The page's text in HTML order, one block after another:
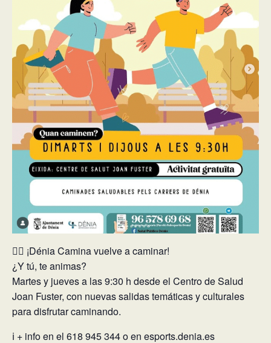
🚶‍♀️ ¡Dénia Camina vuelve a caminar!
¿Y tú, te animas?
Martes y jueves a las 9:30 h desde el Centro de Salud
Joan Fuster, con nuevas salidas temáticas y culturales
para disfrutar caminando.
ℹ️ + info en el 618 945 344 o en esports.denia.es